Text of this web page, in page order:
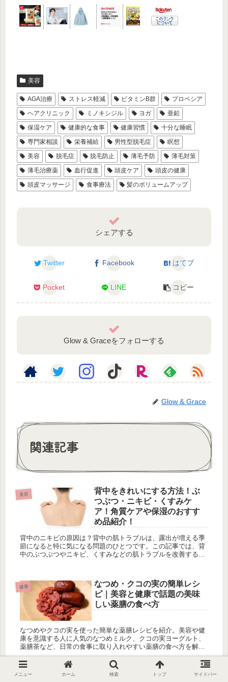
美容
AGA治療 ストレス軽減 ビタミンB群
プロペシア
ヘアクリニック
ミノキシジル ヨガ
亜鉛
保湿ケア
健康的な食事 健康習慣
十分な睡眠
専門家相談
栄養補給 男性型脱毛症
瞑想
美容
脱毛症 脱毛防止 薄毛予防
薄毛対策
薄毛治療薬
血行促進 頭皮ケア
頭皮の健康
頭皮マッサージ
食事療法 髪のボリュームアップ
シェアする
Twitter Facebook はてブ
Pocket LINE コピー
Glow & Graceをフォローする
Glow & Grace
関連記事
美容
背中をきれいにする方法！ぶ
つぶつ・ニキビ・くすみケ
ア！角質ケアや保湿のおすす
め品紹介！
背中のニキビの原因は？背中の肌トラブルは、露出が増える季
節になると特に気になる問題のひとつです。この記事では、背
中のぶつぶつやニキビ、くすみなどの肌トラブルを改善するた
健康
なつめ・クコの実の簡単レシ
ピ｜美容と健康で話題の美味
しい薬膳の食べ方
なつめやクコの実を使った簡単な薬膳レシピを紹介。美容や健
康を意識する人に人気のなつめミルク、クコの実ヨーグルト、
薬膳茶など、日常の食事に取り入れやすい薬膳の食べ方を解説
します。
ワキガの原因と対策
メニュー ホーム 検索 トップ サイドバー